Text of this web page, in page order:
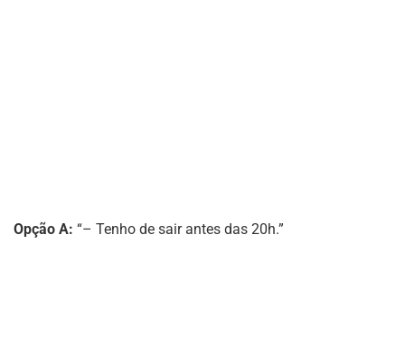
Opção A: “– Tenho de sair antes das 20h.”